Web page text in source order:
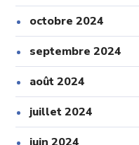
octobre 2024
septembre 2024
août 2024
juillet 2024